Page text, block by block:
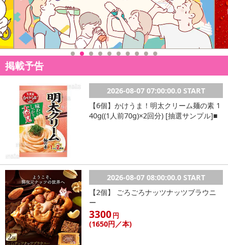
掲載予告
2026-08-07 07:00:00.0 START
【6個】かけうま！明太クリーム麺の素 1
40g((1人前70g)×2回分) [抽選サンプル]■
2026-08-07 08:00:00.0 START
【2個】 ごろごろナッツナッツブラウニ
ー
3300円
(1650円／本)